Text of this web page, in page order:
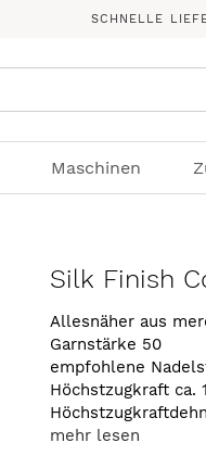
SCHNELLE
Maschinen
Silk Finish
Allesnäher aus
Garnstärke 50
empfohlene
Höchstzugkraft ca.
mehr lesen